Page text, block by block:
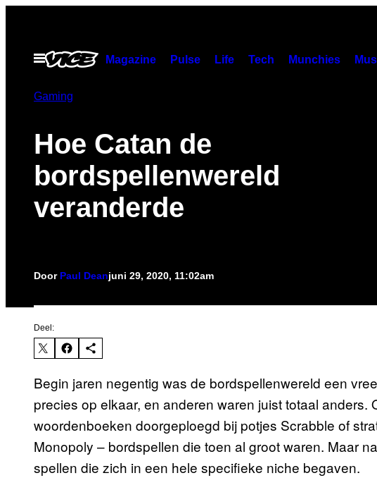
Open
menu
Magazine Pulse Life Tech Munchies
Gaming
Hoe Catan de
bordspellenwereld
veranderde
Door Paul Deanjuni 29, 2020, 11:02am
Deel:
Begin jaren negentig was de bordspellenwereld een
precies op elkaar, en anderen waren juist totaal anders.
woordenboeken doorgeploegd bij potjes Scrabble of
Monopoly – bordspellen die toen al groot waren. Maar
spellen die zich in een hele specifieke niche begaven.